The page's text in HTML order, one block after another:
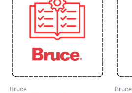
Bruce Bruce